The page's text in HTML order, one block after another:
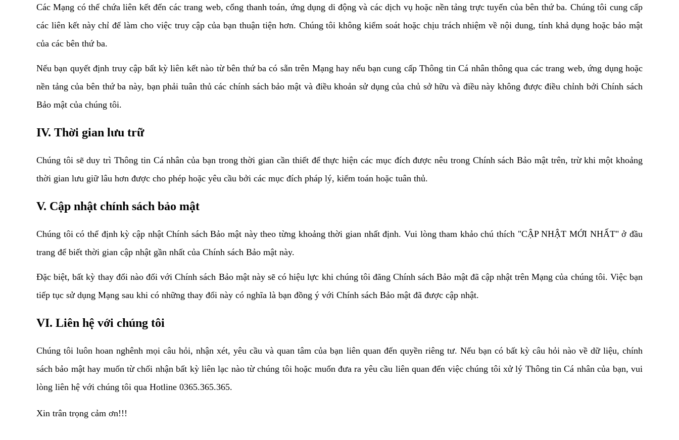
Các Mạng có thể chứa liên kết đến các trang web, cổng thanh toán, ứng dụng di động và các dịch vụ hoặc nền tảng trực tuyến của bên thứ ba. Chúng tôi cung cấp
các liên kết này chỉ để làm cho việc truy cập của bạn thuận tiện hơn. Chúng tôi không kiểm soát hoặc chịu trách nhiệm về nội dung, tính khả dụng hoặc bảo mật
của các bên thứ ba.
Nếu bạn quyết định truy cập bất kỳ liên kết nào từ bên thứ ba có sẵn trên Mạng hay nếu bạn cung cấp Thông tin Cá nhân thông qua các trang web, ứng dụng hoặc
nền tảng của bên thứ ba này, bạn phải tuân thủ các chính sách bảo mật và điều khoản sử dụng của chủ sở hữu và điều này không được điều chỉnh bởi Chính sách
Bảo mật của chúng tôi.
IV. Thời gian lưu trữ
Chúng tôi sẽ duy trì Thông tin Cá nhân của bạn trong thời gian cần thiết để thực hiện các mục đích được nêu trong Chính sách Bảo mật trên, trừ khi một khoảng
thời gian lưu giữ lâu hơn được cho phép hoặc yêu cầu bởi các mục đích pháp lý, kiểm toán hoặc tuân thủ.
V. Cập nhật chính sách bảo mật
Chúng tôi có thể định kỳ cập nhật Chính sách Bảo mật này theo từng khoảng thời gian nhất định. Vui lòng tham khảo chú thích "CẬP NHẬT MỚI NHẤT" ở đầu
trang để biết thời gian cập nhật gần nhất của Chính sách Bảo mật này.
Đặc biệt, bất kỳ thay đổi nào đối với Chính sách Bảo mật này sẽ có hiệu lực khi chúng tôi đăng Chính sách Bảo mật đã cập nhật trên Mạng của chúng tôi. Việc bạn
tiếp tục sử dụng Mạng sau khi có những thay đổi này có nghĩa là bạn đồng ý với Chính sách Bảo mật đã được cập nhật.
VI. Liên hệ với chúng tôi
Chúng tôi luôn hoan nghênh mọi câu hỏi, nhận xét, yêu cầu và quan tâm của bạn liên quan đến quyền riêng tư. Nếu bạn có bất kỳ câu hỏi nào về dữ liệu, chính
sách bảo mật hay muốn từ chối nhận bất kỳ liên lạc nào từ chúng tôi hoặc muốn đưa ra yêu cầu liên quan đến việc chúng tôi xử lý Thông tin Cá nhân của bạn, vui
lòng liên hệ với chúng tôi qua Hotline 0365.365.365.
Xin trân trọng cảm ơn!!!